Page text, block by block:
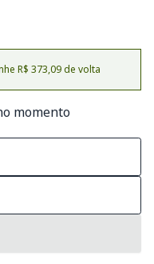
R$ 373,09 de volta
momento